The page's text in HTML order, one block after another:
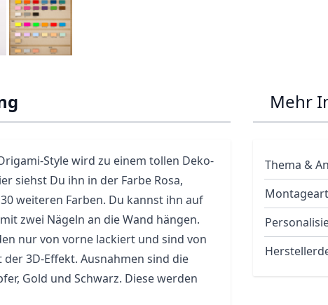
Style wird zu einem tollen Deko-
siehst Du ihn in der Farbe Rosa,
weiteren Farben. Du kannst ihn auf
zwei Nägeln an die Wand hängen.
nur von vorne lackiert und sind von
3D-Effekt. Ausnahmen sind die
Gold und Schwarz. Diese werden
Mehr
Thema &
Montageart